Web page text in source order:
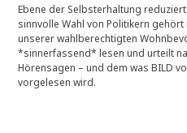
Ebene der Selbsterhaltung
sinnvolle Wahl von Politikern
unserer wahlberechtigten
*sinnerfassend* lesen und urteilt
Hörensagen – und dem was BILD
vorgelesen wird.